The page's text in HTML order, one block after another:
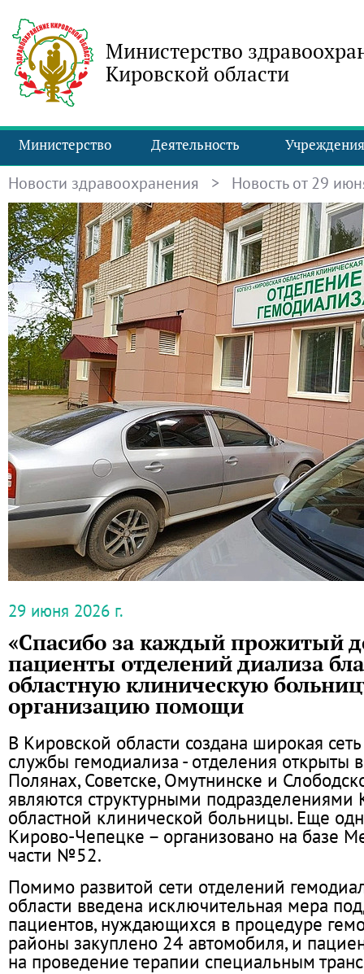
Министерство
Кировской области
Министерство Деятельность Учреждения
Новости здравоохранения > Новость от 29
29 июня 2026 г.
«Спасибо за каждый прожитый
пациенты отделений диализа
областную клиническую
организацию помощи
В Кировской области создана широкая
службы гемодиализа - отделения открыты
Полянах, Советске, Омутнинске и
являются структурными подразделениями
областной клинической больницы. Еще
Кирово-Чепецке – организовано на базе
части №52.
Помимо развитой сети отделений
области введена исключительная мера
пациентов, нуждающихся в процедуре
районы закуплено 24 автомобиля, и
на проведение терапии специальным